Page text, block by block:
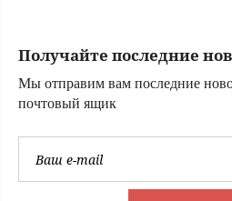
Получайте последние
Мы отправим вам последние
почтовый ящик